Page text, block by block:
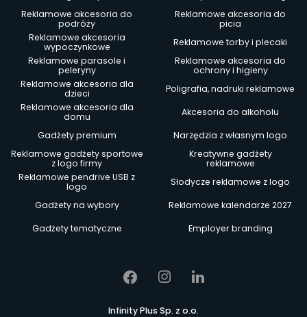
Reklamowe akcesoria do
podróży
Reklamowe akcesoria do
picia
Reklamowe akcesoria
wypoczynkowe
Reklamowe torby i plecaki
Reklamowe parasole i
peleryny
Reklamowe akcesoria do
ochrony i higieny
Reklamowe akcesoria dla
dzieci
Poligrafia, nadruki reklamowe
Reklamowe akcesoria dla
domu
Akcesoria do alkoholu
Gadżety premium
Narzędzia z własnym logo
Reklamowe gadżety sportowe
z logo firmy
Kreatywne gadżety
reklamowe
Reklamowe pendrive USB z
logo
Słodycze reklamowe z logo
Gadżety na wybory
Reklamowe kalendarze 2027
Gadżety tematyczne
Employer branding
Infinity Plus Sp. z o.o.